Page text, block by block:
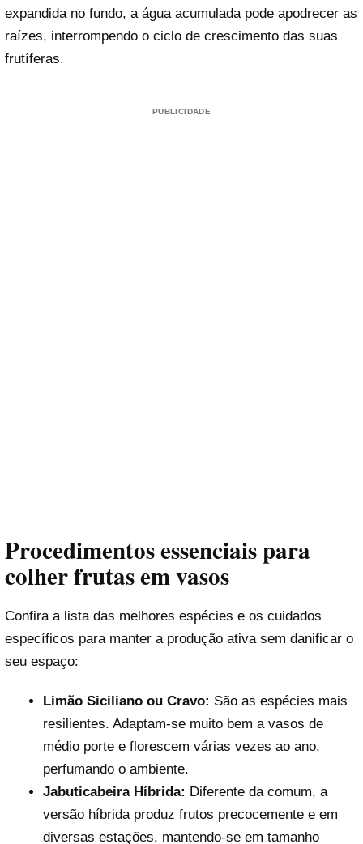
expandida no fundo, a água acumulada pode apodrecer as
raízes, interrompendo o ciclo de crescimento das suas
frutíferas.
PUBLICIDADE
Procedimentos essenciais para
colher frutas em vasos
Confira a lista das melhores espécies e os cuidados
específicos para manter a produção ativa sem danificar o
seu espaço:
Limão Siciliano ou Cravo: São as espécies mais
resilientes. Adaptam-se muito bem a vasos de
médio porte e florescem várias vezes ao ano,
perfumando o ambiente.
Jabuticabeira Híbrida: Diferente da comum, a
versão híbrida produz frutos precocemente e em
diversas estações, mantendo-se em tamanho